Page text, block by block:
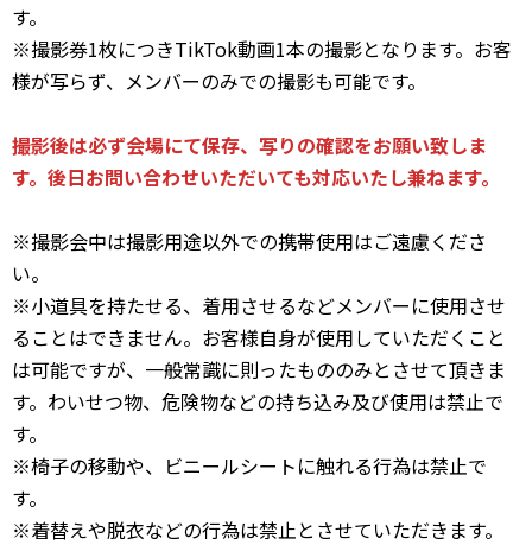
す。
※撮影券1枚につきTikTok動画1本の撮影となります。お客
様が写らず、メンバーのみでの撮影も可能です。
撮影後は必ず会場にて保存、写りの確認をお願い致しま
す。後日お問い合わせいただいても対応いたし兼ねます。
※撮影会中は撮影用途以外での携帯使用はご遠慮くださ
い。
※小道具を持たせる、着用させるなどメンバーに使用させ
ることはできません。お客様自身が使用していただくこと
は可能ですが、一般常識に則ったもののみとさせて頂きま
す。わいせつ物、危険物などの持ち込み及び使用は禁止で
す。
※椅子の移動や、ビニールシートに触れる行為は禁止で
す。
※着替えや脱衣などの行為は禁止とさせていただきます。